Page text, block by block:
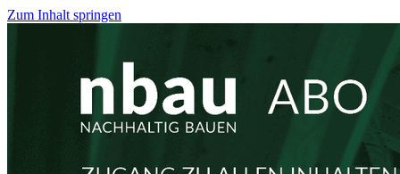
Zum Inhalt springen